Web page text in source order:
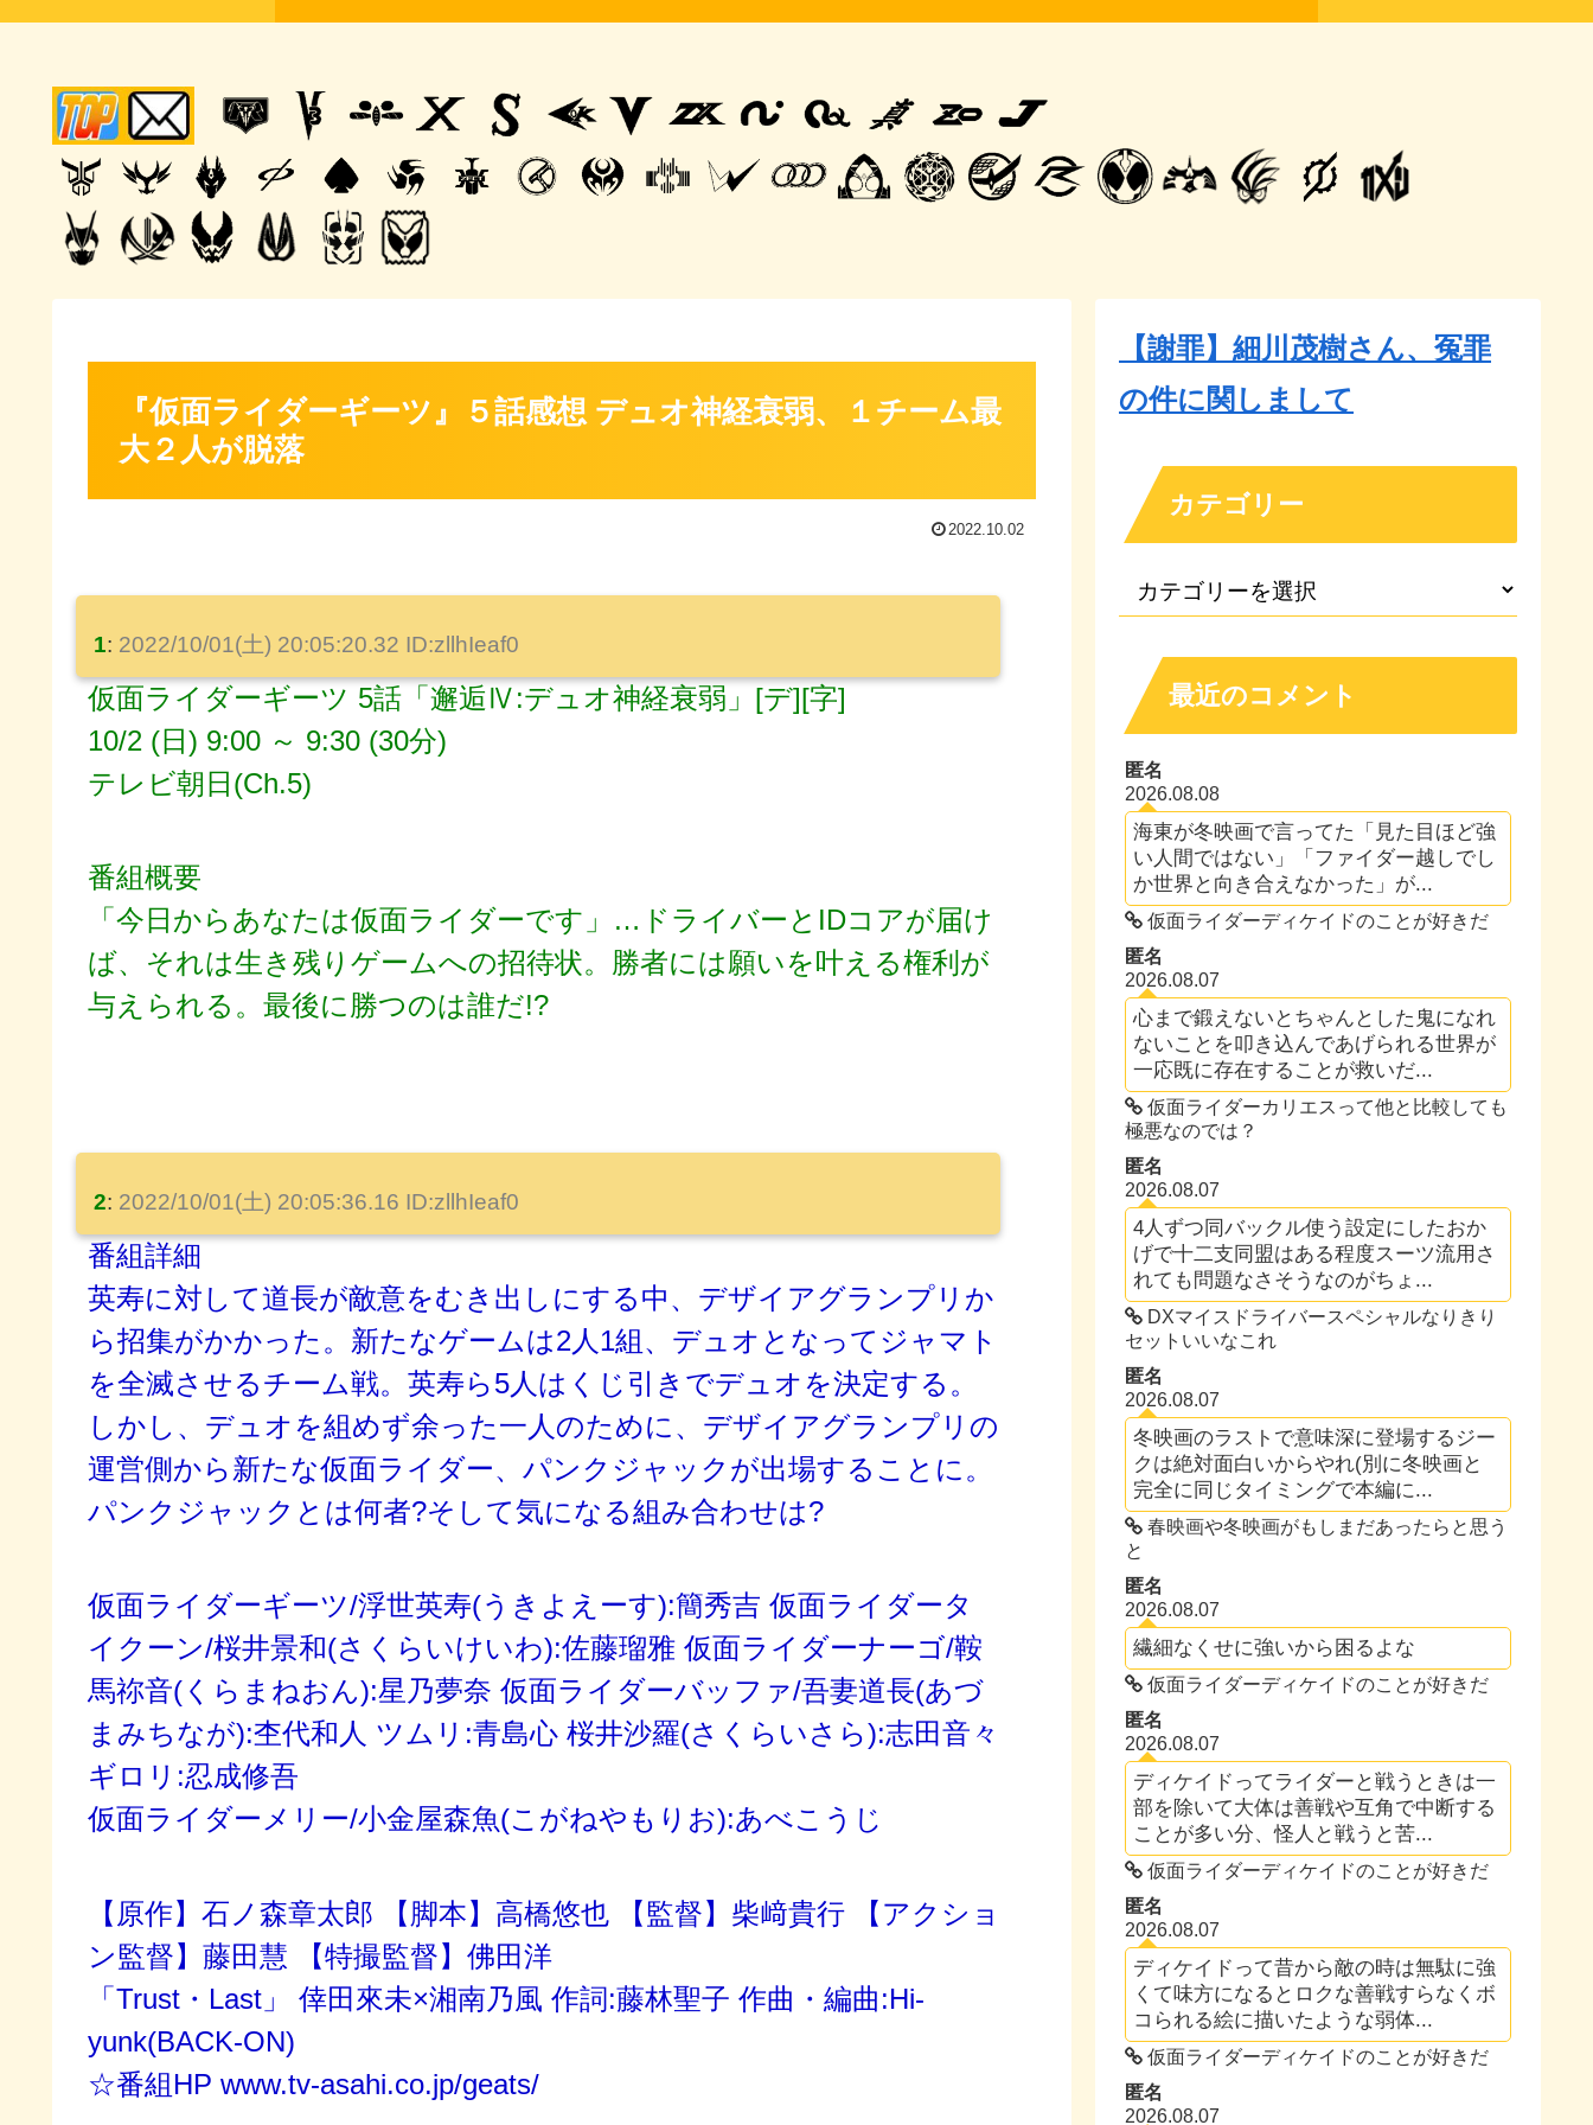
『仮面ライダーギーツ』５話感想 デュオ神経衰弱、１チーム最
大２人が脱落
2022.10.02
1: 2022/10/01(土) 20:05:20.32 ID:zllhIeaf0
仮面ライダーギーツ 5話「邂逅Ⅳ:デュオ神経衰弱」[デ][字]
10/2 (日) 9:00 ～ 9:30 (30分)
テレビ朝日(Ch.5)
番組概要
「今日からあなたは仮面ライダーです」…ドライバーとIDコアが届け
ば、それは生き残りゲームへの招待状。勝者には願いを叶える権利が
与えられる。最後に勝つのは誰だ!?
2: 2022/10/01(土) 20:05:36.16 ID:zllhIeaf0
番組詳細
英寿に対して道長が敵意をむき出しにする中、デザイアグランプリか
ら招集がかかった。新たなゲームは2人1組、デュオとなってジャマト
を全滅させるチーム戦。英寿ら5人はくじ引きでデュオを決定する。
しかし、デュオを組めず余った一人のために、デザイアグランプリの
運営側から新たな仮面ライダー、パンクジャックが出場することに。
パンクジャックとは何者?そして気になる組み合わせは?
仮面ライダーギーツ/浮世英寿(うきよえーす):簡秀吉 仮面ライダータ
イクーン/桜井景和(さくらいけいわ):佐藤瑠雅 仮面ライダーナーゴ/鞍
馬祢音(くらまねおん):星乃夢奈 仮面ライダーバッファ/吾妻道長(あづ
まみちなが):杢代和人 ツムリ:青島心 桜井沙羅(さくらいさら):志田音々
ギロリ:忍成修吾
仮面ライダーメリー/小金屋森魚(こがねやもりお):あべこうじ
【原作】石ノ森章太郎 【脚本】高橋悠也 【監督】柴﨑貴行 【アクショ
ン監督】藤田慧 【特撮監督】佛田洋
「Trust・Last」 倖田來未×湘南乃風 作詞:藤林聖子 作曲・編曲:Hi-
yunk(BACK-ON)
☆番組HP www.tv-asahi.co.jp/geats/
【謝罪】細川茂樹さん、冤罪
の件に関しまして
カテゴリー
最近のコメント
匿名
2026.08.08
海東が冬映画で言ってた「見た目ほど強
い人間ではない」「ファイダー越しでし
か世界と向き合えなかった」が...
仮面ライダーディケイドのことが好きだ
匿名
2026.08.07
心まで鍛えないとちゃんとした鬼になれ
ないことを叩き込んであげられる世界が
一応既に存在することが救いだ...
仮面ライダーカリエスって他と比較しても
極悪なのでは？
匿名
2026.08.07
4人ずつ同バックル使う設定にしたおか
げで十二支同盟はある程度スーツ流用さ
れても問題なさそうなのがちょ...
DXマイスドライバースペシャルなりきり
セットいいなこれ
匿名
2026.08.07
冬映画のラストで意味深に登場するジー
クは絶対面白いからやれ(別に冬映画と
完全に同じタイミングで本編に...
春映画や冬映画がもしまだあったらと思う
と
匿名
2026.08.07
繊細なくせに強いから困るよな
仮面ライダーディケイドのことが好きだ
匿名
2026.08.07
ディケイドってライダーと戦うときは一
部を除いて大体は善戦や互角で中断する
ことが多い分、怪人と戦うと苦...
仮面ライダーディケイドのことが好きだ
匿名
2026.08.07
ディケイドって昔から敵の時は無駄に強
くて味方になるとロクな善戦すらなくボ
コられる絵に描いたような弱体...
仮面ライダーディケイドのことが好きだ
匿名
2026.08.07